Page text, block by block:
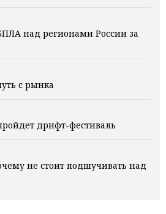
над регионами России за
с рынка
дрифт-фестиваль
не стоит подшучивать над